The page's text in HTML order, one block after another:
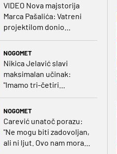
VIDEO Nova majstorija
Marca Pašalića: Vatreni
projektilom donio
NOGOMET
Nikica Jelavić slavi
maksimalan učinak:
"Imamo tri-četiri
senatora koji vode naš
NOGOMET
Carević unatoč porazu:
"Ne mogu biti zadovoljan,
ali ni ljut. Ovo nam mora